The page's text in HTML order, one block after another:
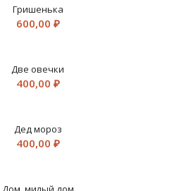
Гришенька
600,00 ₽
Две овечки
400,00 ₽
Дед мороз
400,00 ₽